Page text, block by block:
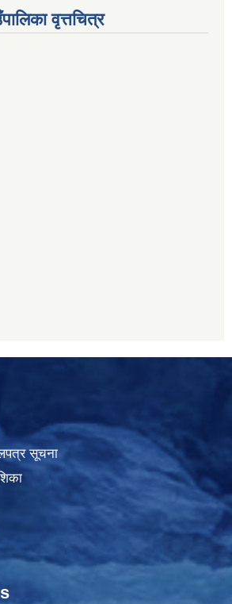
वृत्तचित्र
सूचना